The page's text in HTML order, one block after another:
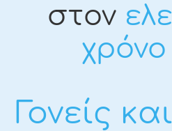
στον
χρόνο
Γονείς